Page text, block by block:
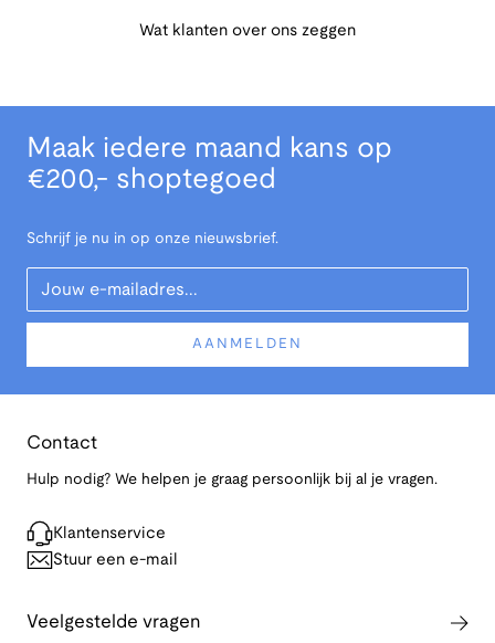
Wat klanten over ons zeggen
Maak iedere maand kans op
€200,- shoptegoed
Schrijf je nu in op onze nieuwsbrief.
Your Email
AANMELDEN
Contact
Hulp nodig? We helpen je graag persoonlijk bij al je vragen.
Klantenservice
Stuur een e-mail
Veelgestelde vragen